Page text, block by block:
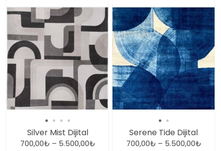
Silver Mist Dijital
700,00₺ – 5.500,00₺
Serene Tide Dijital
700,00₺ – 5.500,00₺